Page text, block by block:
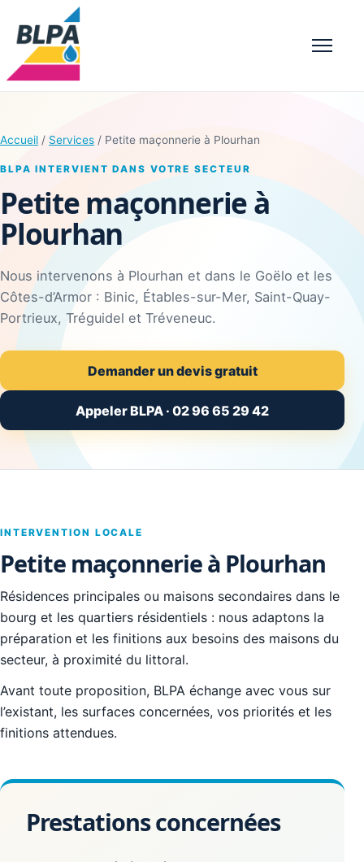
Accueil / Services / Petite maçonnerie à Plourhan
BLPA INTERVIENT DANS VOTRE SECTEUR
Petite maçonnerie à
Plourhan
Nous intervenons à Plourhan et dans le Goëlo et les
Côtes-d’Armor : Binic, Étables-sur-Mer, Saint-Quay-
Portrieux, Tréguidel et Tréveneuc.
Demander un devis gratuit
Appeler BLPA · 02 96 65 29 42
INTERVENTION LOCALE
Petite maçonnerie à Plourhan
Résidences principales ou maisons secondaires dans le
bourg et les quartiers résidentiels : nous adaptons la
préparation et les finitions aux besoins des maisons du
secteur, à proximité du littoral.
Avant toute proposition, BLPA échange avec vous sur
l’existant, les surfaces concernées, vos priorités et les
finitions attendues.
Prestations concernées